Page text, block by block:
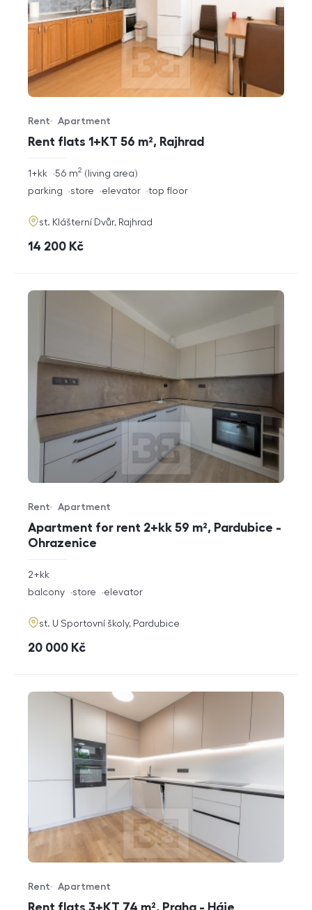
Rent flats 1+KT 56 m², Rajhrad
Offer type
Rent
Property type
Apartment
rozměry
disposition
1+kk living area
56 m2
funkce
parking store elevator top floor
adresa
st. Klášterní Dvůr, Rajhrad
cena
14 200 Kč
Apartment for rent 2+kk 59 m², Pardubice -
Ohrazenice
Offer type
Rent
Property type
Apartment
rozměry
disposition
2+kk
funkce
balcony store elevator
adresa
st. U Sportovní školy, Pardubice
cena
20 000 Kč
Rent flats 3+KT 74 m², Praha - Háje
Offer type
Rent
Property type
Apartment